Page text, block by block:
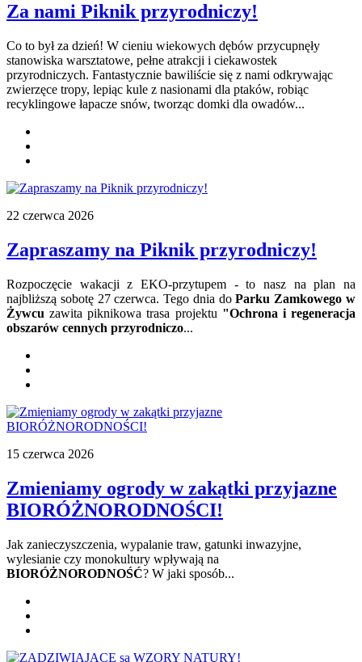
Za nami Piknik przyrodniczy!
Co to był za dzień! W cieniu wiekowych dębów przycupnęły
stanowiska warsztatowe, pełne atrakcji i ciekawostek
przyrodniczych. Fantastycznie bawiliście się z nami odkrywając
zwierzęce tropy, lepiąc kule z nasionami dla ptaków, robiąc
recyklingowe łapacze snów, tworząc domki dla owadów...
22 czerwca 2026
Zapraszamy na Piknik przyrodniczy!
Rozpoczęcie wakacji z EKO-przytupem - to nasz na plan na
najbliższą sobotę 27 czerwca. Tego dnia doParku Zamkowego w
Żywcu zawita piknikowa trasa projektu "Ochrona i regeneracja
obszarów cennych przyrodniczo...
15 czerwca 2026
Zmieniamy ogrody w zakątki przyjazne
BIORÓŻNORODNOŚCI!
Jak zanieczyszczenia, wypalanie traw, gatunki inwazyjne,
wylesianie czy monokultury wpływają na
BIORÓŻNORODNOŚĆ? W jaki sposób...